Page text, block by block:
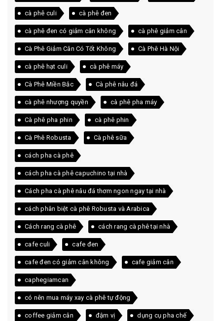
cà phê culi cà phê đen
cà phê đen có giảm cân không cà phê giảm cân
Cà Phê Giảm Cân Có Tốt Không Cà Phê Hà Nội
cà phê hạt culi cà phê máy
Cà Phê Miền Bắc Cà phê nâu đá
cà phê nhượng quyền cà phê pha máy
Cà phê pha phin cà phê phin
Cà Phê Robusta Cà phê sữa
cách pha cà phê
cách pha cà phê capuchino tại nhà
Cách pha cà phê nâu đá thơm ngon ngay tại nhà
cách phân biệt cà phê Robusta và Arabica
Cách rang cà phê cách rang cà phê tại nhà
cafe culi cafe đen
cafe đen có giảm cân không cafe giảm cân
caphegiamcan
có nên mua máy xay cà phê tự động
coffee giảm cân đậm vị dụng cụ pha chế